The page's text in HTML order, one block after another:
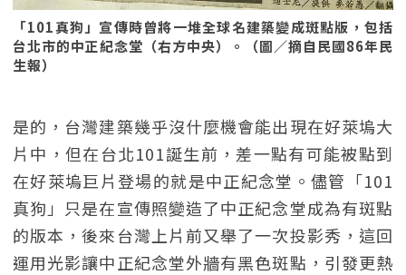
「101真狗」宣傳時曾將一堆全球名建築變成斑點版，包括
台北市的中正紀念堂（右方中央）。（圖／摘自民國86年民
生報）
是的，台灣建築幾乎沒什麼機會能出現在好萊塢大
片中，但在台北101誕生前，差一點有可能被點到
在好萊塢巨片登場的就是中正紀念堂。儘管「101
真狗」只是在宣傳照變造了中正紀念堂成為有斑點
的版本，後來台灣上片前又舉了一次投影秀，這回
運用光影讓中正紀念堂外牆有黑色斑點，引發更熱